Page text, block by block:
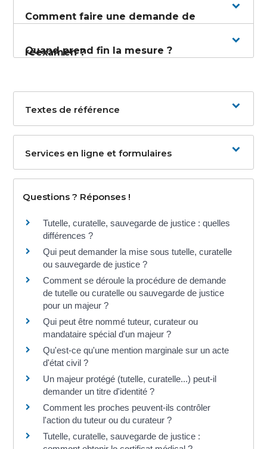
Comment faire une demande de
réexamen ?
Quand prend fin la mesure ?
Textes de référence
Services en ligne et formulaires
Questions ? Réponses !
Tutelle, curatelle, sauvegarde de justice : quelles
différences ?
Qui peut demander la mise sous tutelle, curatelle
ou sauvegarde de justice ?
Comment se déroule la procédure de demande
de tutelle ou curatelle ou sauvegarde de justice
pour un majeur ?
Qui peut être nommé tuteur, curateur ou
mandataire spécial d'un majeur ?
Qu'est-ce qu'une mention marginale sur un acte
d'état civil ?
Un majeur protégé (tutelle, curatelle...) peut-il
demander un titre d'identité ?
Comment les proches peuvent-ils contrôler
l'action du tuteur ou du curateur ?
Tutelle, curatelle, sauvegarde de justice :